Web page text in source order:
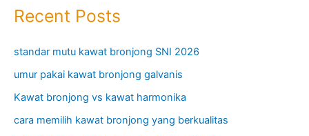
Recent Posts
standar mutu kawat bronjong SNI 2026
umur pakai kawat bronjong galvanis
Kawat bronjong vs kawat harmonika
cara memilih kawat bronjong yang berkualitas